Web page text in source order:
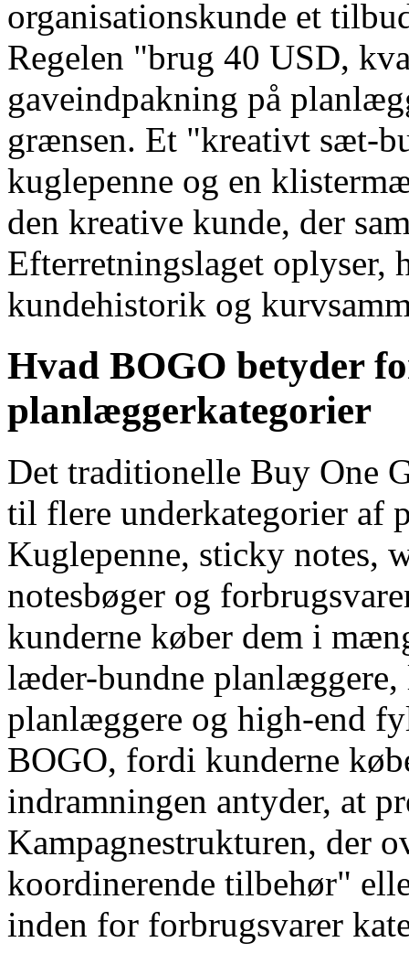
organisationskunde et
Regelen "brug 40 USD,
gaveindpakning på
grænsen. Et "kreativt sæt-
kuglepenne og en
den kreative kunde, der
Efterretningslaget
kundehistorik og
Hvad BOGO betyder
planlæggerkategorier
Det traditionelle Buy One
til flere underkategorier af
Kuglepenne, sticky notes,
notesbøger og
kunderne køber dem i
læder-bundne
planlæggere og high-end
BOGO, fordi kunderne
indramningen antyder, at
Kampagnestrukturen, der
koordinerende tilbehør"
inden for forbrugsvarer